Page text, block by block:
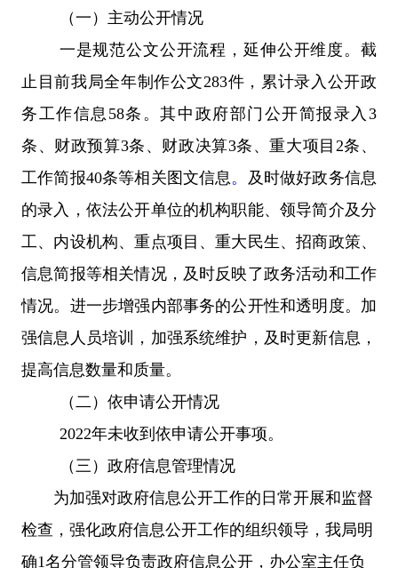
（一）主动公开情况
一是规范公文公开流程，延伸公开维度。截
止目前我局全年制作公文283件， 累计录入公开政
务工作信息58条。其中 政府部门公开简报录入3
条、财政预算3条、财政决算3条、重大项目2条、
工作简报40条等相关图文信息 。
及时做好政务信息
的录入，依法公开单位的机构职能、领导简介及分
工、内设机构、重点项目、重大民生、招商政策、
信息简报等相关情况，及时反映了政务活动和工作
情况。进一步增强内部事务的公开性和透明度。加
强信息人员培训，加强系统维护，及时更新信息，
提高信息数量和质量。
（二）依申请公开情况
2022年未收到依申请公开事项。
（三）政府信息管理情况
为加强对政府信息公开工作的日常开展和监督
检查，强化政府信息公开工作的组织领导，我局明
确1名分管领导负责政府信息公开，办公室主任负